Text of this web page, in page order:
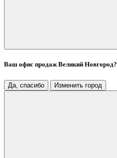
Ваш офис продажВеликий Новгород?
Да, спасибо Изменить город